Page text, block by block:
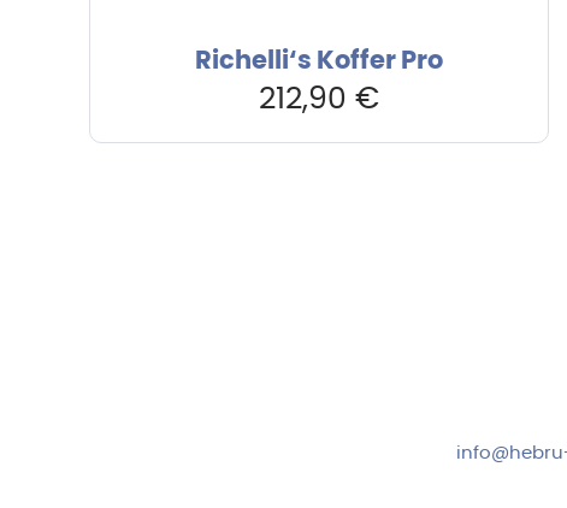
Richelli‘s Koffer Pro
212,90€